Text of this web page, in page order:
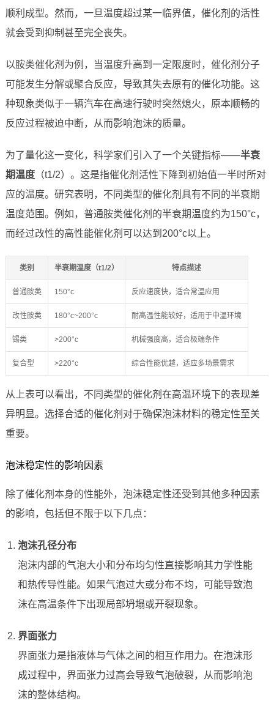
顺利成型。然而，一旦温度超过某一临界值，催化剂的活性
就会受到抑制甚至完全丧失。
以胺类催化剂为例，当温度升高到一定限度时，催化剂分子
可能发生分解或聚合反应，导致其失去原有的催化功能。这
种现象类似于一辆汽车在高速行驶时突然熄火，原本顺畅的
反应过程被迫中断，从而影响泡沫的质量。
为了量化这一变化，科学家们引入了一个关键指标——半衰
期温度（t1/2）。这是指催化剂活性下降到初始值一半时所对
应的温度。研究表明，不同类型的催化剂具有不同的半衰期
温度范围。例如，普通胺类催化剂的半衰期温度约为150°c，
而经过改性的高性能催化剂可以达到200°c以上。
类别 半衰期温度（t1/2） 特点描述
普通胺类 150°c 反应速度快，适合常温应用
改性胺类 180°c~200°c 耐高温性能较好，适用于中温环境
锡类 >200°c 机械强度高，适合极端条件
复合型 >220°c 综合性能优越，适应多场景需求
从上表可以看出，不同类型的催化剂在高温环境下的表现差
异明显。选择合适的催化剂对于确保泡沫材料的稳定性至关
重要。
泡沫稳定性的影响因素
除了催化剂本身的性能外，泡沫稳定性还受到其他多种因素
的影响，包括但不限于以下几点：
泡沫孔径分布
泡沫内部的气泡大小和分布均匀性直接影响其力学性能
和热传导性能。如果气泡过大或分布不均，可能导致泡
沫在高温条件下出现局部坍塌或开裂现象。
界面张力
界面张力是指液体与气体之间的相互作用力。在泡沫形
成过程中，界面张力过高会导致气泡破裂，从而影响泡
沫的整体结构。